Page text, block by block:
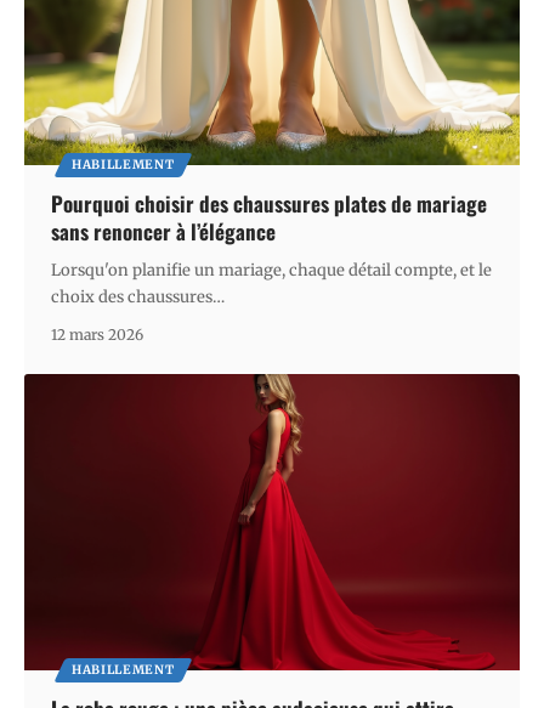
HABILLEMENT
Pourquoi choisir des chaussures plates de mariage
sans renoncer à l’élégance
Lorsqu'on planifie un mariage, chaque détail compte, et le
choix des chaussures…
12 mars 2026
HABILLEMENT